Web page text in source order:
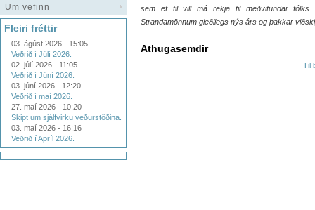
Um vefinn
Fleiri fréttir
03. ágúst 2026 - 15:05
Veðrið í Júlí 2026.
02. júlí 2026 - 11:05
Veðrið í Júní 2026.
03. júní 2026 - 12:20
Veðrið í maí 2026.
27. maí 2026 - 10:20
Skipt um sjálfvirku veðurstöðina.
03. maí 2026 - 16:16
Veðrið í Apríl 2026.
sem ef til vill má rekja til meðvitundar fólks
Strandamönnum gleðilegs nýs árs og þakkar
Athugasemdir
Til